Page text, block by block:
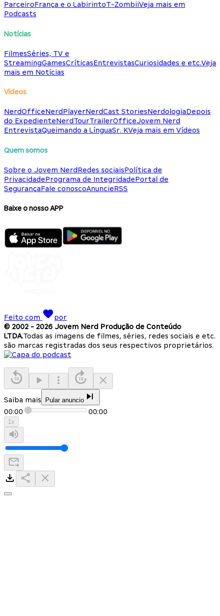
ParceiroFrança e o LabirintoT-ZombiiVeja mais em
Podcasts
Notícias
FilmesSéries, TV e
StreamingGamesCríticasEntrevistasCuriosidades e etc.Veja
mais em Notícias
Vídeos
NerdOfficeNerdPlayerNerdCast StoriesNerdologiaDepois
do ExpedienteNerdTourTrailerOfficeJovem Nerd
EntrevistaQueimando a LínguaSr. KVeja mais em Vídeos
Quem somos
Sobre o Jovem NerdRedes sociaisPolítica de
PrivacidadePrograma de IntegridadePortal de
SegurançaFale conoscoAnuncieRSS
Baixe o nosso APP
Feito com
por
© 2002 - 2026 Jovem Nerd Produção de Conteúdo
LTDA.Todas as imagens de filmes, séries, redes sociais e etc.
são marcas registradas dos seus respectivos proprietários.
Saiba mais Pular anuncio
00:00 00:00
1x